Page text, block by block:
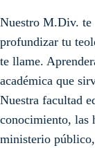
Nuestro M.Div. te
profundizar tu
te llame.
académica que
Nuestra facultad
conocimiento, las
ministerio